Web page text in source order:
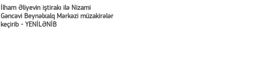
İlham Əliyevin iştirakı ilə Nizami
Gəncəvi Beynəlxalq Mərkəzi müzakirələr
keçirib - YENİLƏNİB